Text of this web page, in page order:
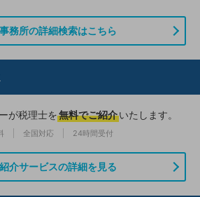
務所の詳細検索はこちら
が税理士を無料でご紹介いたします。
全国対応 24時間受付
介サービスの詳細を見る